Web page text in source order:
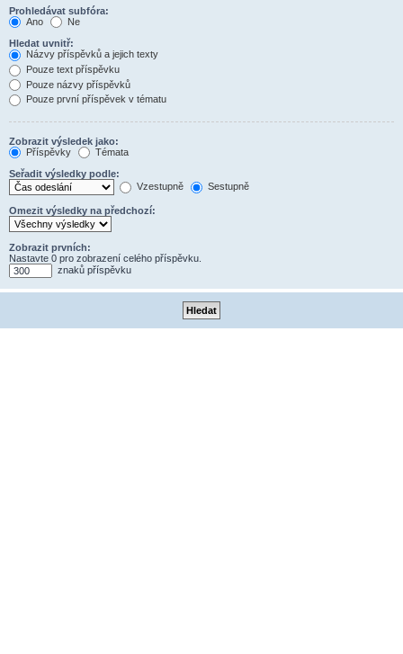
Prohledávat subfóra:
Ano
Ne
Hledat uvnitř:
Názvy příspěvků a jejich texty
Pouze text příspěvku
Pouze názvy příspěvků
Pouze první příspěvek v tématu
Zobrazit výsledek jako:
Příspěvky
Témata
Seřadit výsledky podle:
Vzestupně
Sestupně
Omezit výsledky na předchozí:
Zobrazit prvních:
Nastavte 0 pro zobrazení celého příspěvku.
znaků příspěvku